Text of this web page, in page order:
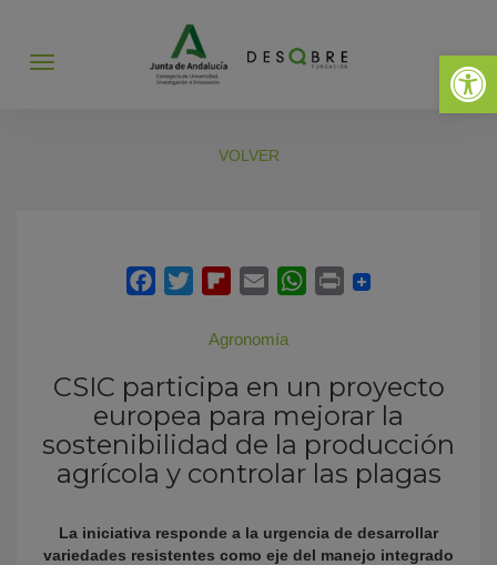
Abrir
Abrir
VOLVER
Agronomía
CSIC participa en un proyecto
europea para mejorar la
sostenibilidad de la producción
agrícola y controlar las plagas
La iniciativa responde a la urgencia de desarrollar
variedades resistentes como eje del manejo integrado